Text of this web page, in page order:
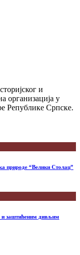
и
организација у
Републике Српске.
природе “Велики Столац”
и заштићеним дивљим